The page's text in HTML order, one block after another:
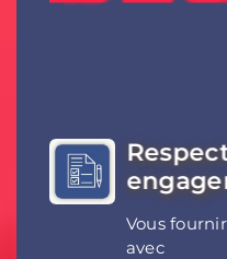
Vous
avec